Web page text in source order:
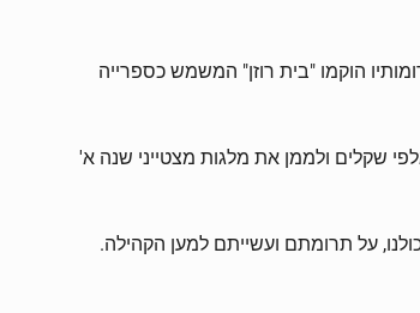
הוקמו "בית רוזן" המשמש כספרייה
שקלים ולממן את מלגות מצטייני שנה א'
על תרומתם ועשייתם למען הקהילה.